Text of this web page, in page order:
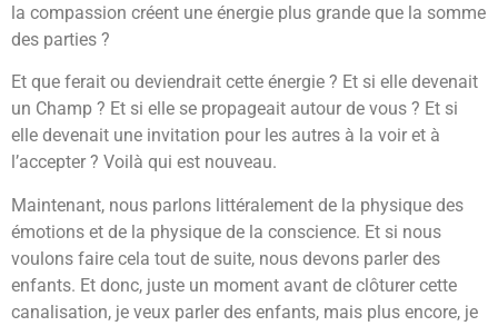
la compassion créent une énergie plus grande que la somme
des parties ?
Et que ferait ou deviendrait cette énergie ? Et si elle devenait
un Champ ? Et si elle se propageait autour de vous ? Et si
elle devenait une invitation pour les autres à la voir et à
l’accepter ? Voilà qui est nouveau.
Maintenant, nous parlons littéralement de la physique des
émotions et de la physique de la conscience. Et si nous
voulons faire cela tout de suite, nous devons parler des
enfants. Et donc, juste un moment avant de clôturer cette
canalisation, je veux parler des enfants, mais plus encore, je